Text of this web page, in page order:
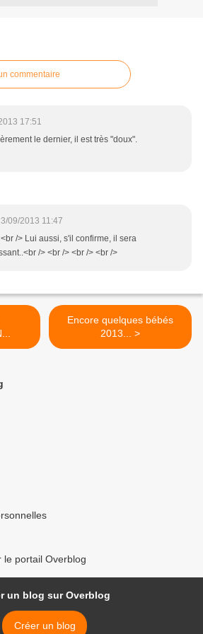
commentaire
17:51
le dernier, il est très "doux".
09/2013 11:47
/> Lui aussi, s'il confirme, il sera
/> <br /> <br /> <br />
Encore quelques bébés
2013... >
le portail Overblog
un blog sur Overblog
Créer un blog